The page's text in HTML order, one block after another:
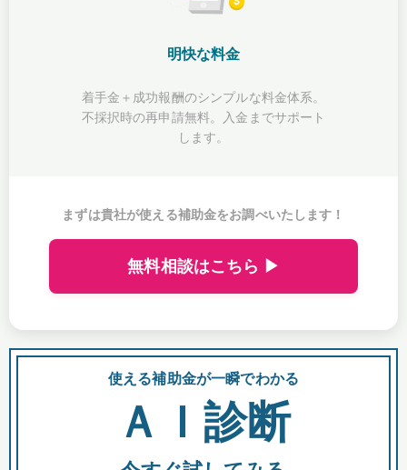
明快な料金
着手金＋成功報酬のシンプルな料金体系。
不採択時の再申請無料。入金までサポート
します。
まずは貴社が使える補助金をお調べいたします！
無料相談はこちら ▶
使える補助金が一瞬でわかる
ＡＩ診断